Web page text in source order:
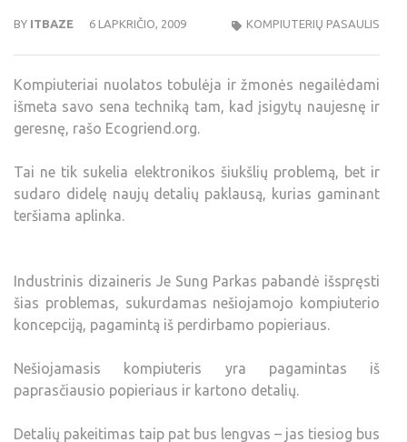
BY ITBAZE 6 LAPKRIČIO, 2009 KOMPIUTERIŲ PASAULIS
Kompiuteriai nuolatos tobulėja ir žmonės negailėdami
išmeta savo sena techniką tam, kad įsigytų naujesnę ir
geresnę, rašo Ecogriend.org.
Tai ne tik sukelia elektronikos šiukšlių problemą, bet ir
sudaro didelę naujų detalių paklausą, kurias gaminant
teršiama aplinka.
Industrinis dizaineris Je Sung Parkas pabandė išspręsti
šias problemas, sukurdamas nešiojamojo kompiuterio
koncepciją, pagamintą iš perdirbamo popieriaus.
Nešiojamasis kompiuteris yra pagamintas iš
paprasčiausio popieriaus ir kartono detalių.
Detalių pakeitimas taip pat bus lengvas – jas tiesiog bus